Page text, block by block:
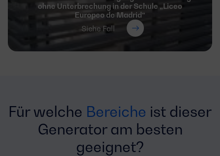
ohne Unterbrechung in der Schule „Liceo
Europeo de Madrid“
Siehe Fall
Für welche Bereiche ist dieser
Generator am besten
geeignet?